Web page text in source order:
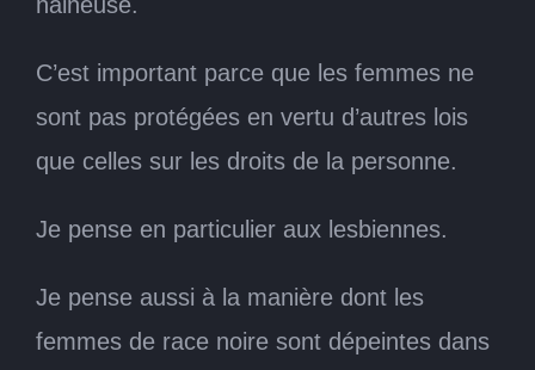
C’est important parce que les femmes ne
sont pas protégées en vertu d’autres lois
que celles sur les droits de la personne.
Je pense en particulier aux lesbiennes.
Je pense aussi à la manière dont les
femmes de race noire sont dépeintes dans